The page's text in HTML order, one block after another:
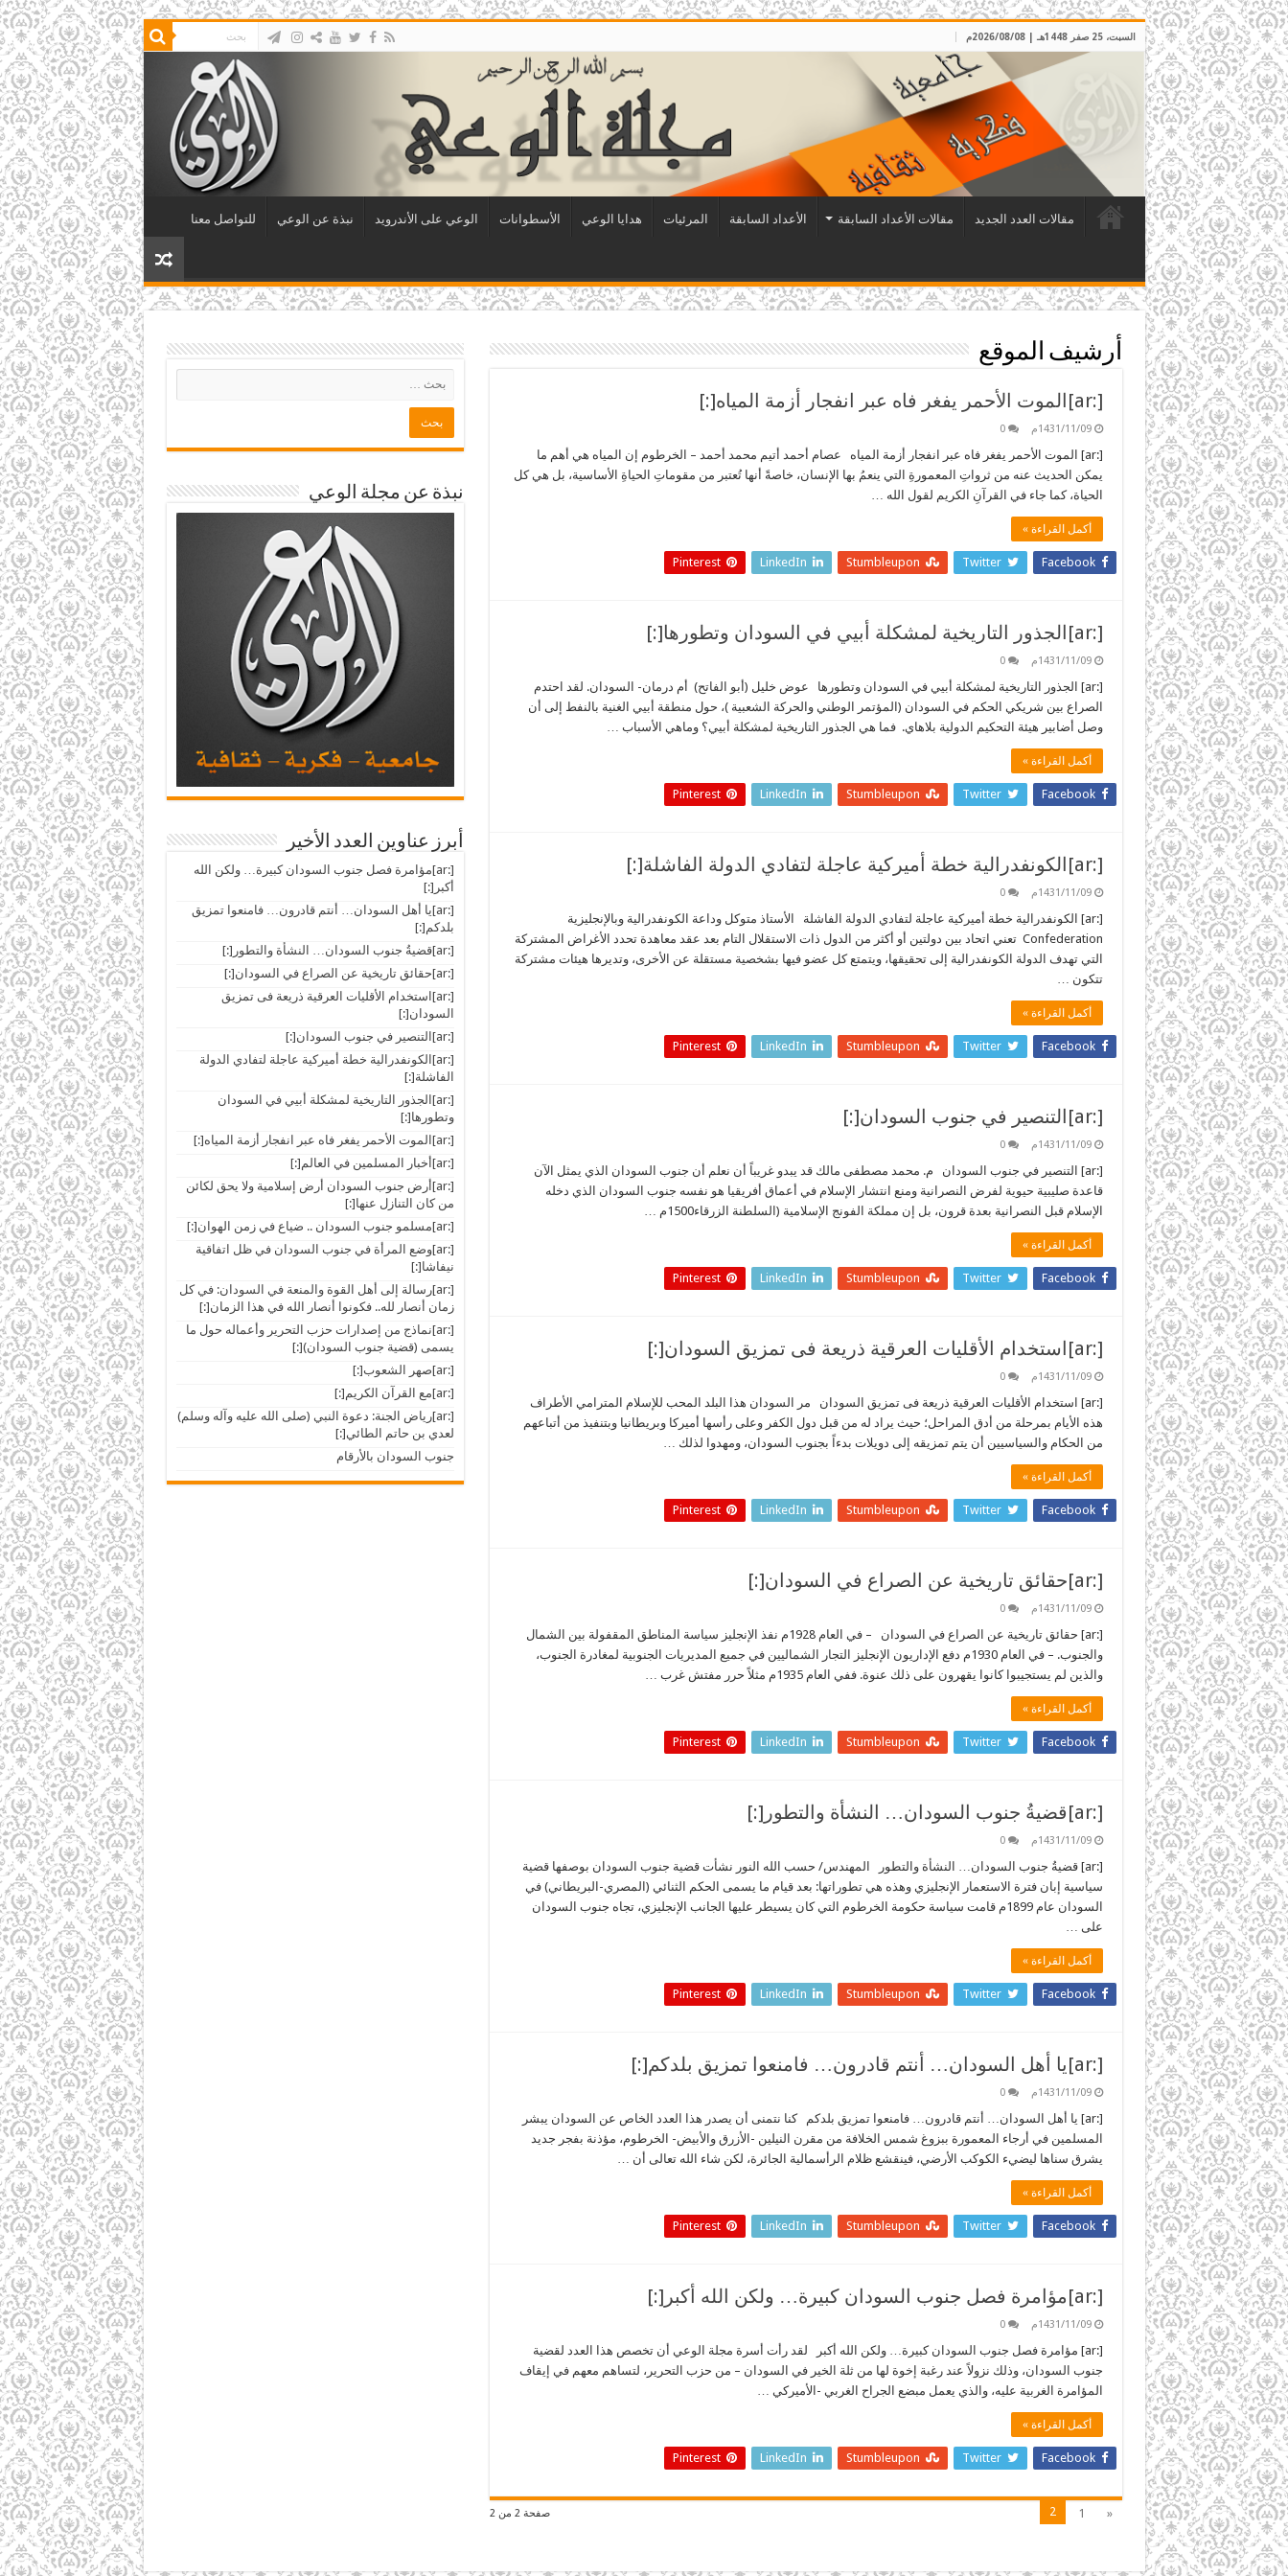
السبت، 25 صفر 1448هـ | 2026/08/08م
مقالات العدد الجديد مقالات الأعداد السابقة الأعداد السابقة المرئيات هدايا الوعي الأسطوانات الوعي على الأندرويد نبذة عن الوعي للتواصل معنا
أرشيف الموقع
[:ar]الموت الأحمر يفغر فاه عبر انفجار أزمة المياه[:]
1431/11/09م 0
[:ar] الموت الأحمر يفغر فاه عبر انفجار أزمة المياه عصام أحمد أتيم محمد أحمد – الخرطوم إن المياه هي أهم ما
يمكن الحديث عنه من ثرواتِ المعمورةِ التي ينعمُ بها الإنسان، خاصةً أنها تُعتبر من مقوماتِ الحياةِ الأساسية، بل هي كل
الحياة، كما جاء في القرآنِ الكريم لقول الله …
أكمل القراءة »
Facebook
Twitter
Stumbleupon
LinkedIn
Pinterest
[:ar]الجذور التاريخية لمشكلة أبيي في السودان وتطورها[:]
1431/11/09م 0
[:ar] الجذور التاريخية لمشكلة أبيي في السودان وتطورها عوض خليل (أبو الفاتح) أم درمان- السودان. لقد احتدم
الصراع بين شريكي الحكم في السودان (المؤتمر الوطني والحركة الشعبية )، حول منطقة أبيي الغنية بالنفط إلى أن
وصل أضابير هيئة التحكيم الدولية بلاهاي. فما هي الجذور التاريخية لمشكلة أبيي؟ وماهي الأسباب …
أكمل القراءة »
Facebook
Twitter
Stumbleupon
LinkedIn
Pinterest
[:ar]الكونفدرالية خطة أميركية عاجلة لتفادي الدولة الفاشلة[:]
1431/11/09م 0
[:ar] الكونفدرالية خطة أميركية عاجلة لتفادي الدولة الفاشلة الأستاذ متوكل وداعة الكونفدرالية وبالإنجليزية
Confederation تعني اتحاد بين دولتين أو أكثر من الدول ذات الاستقلال التام بعد عقد معاهدة تحدد الأغراض المشتركة
التي تهدف الدولة الكونفدرالية إلى تحقيقها، ويتمتع كل عضو فيها بشخصية مستقلة عن الأخرى، وتديرها هيئات مشتركة
تتكون …
أكمل القراءة »
Facebook
Twitter
Stumbleupon
LinkedIn
Pinterest
[:ar]التنصير في جنوب السودان[:]
1431/11/09م 0
[:ar] التنصير في جنوب السودان م. محمد مصطفى مالك قد يبدو غريباً أن نعلم أن جنوب السودان الذي يمثل الآن
قاعدة صليبية حيوية لفرض النصرانية ومنع انتشار الإسلام في أعماق أفريقيا هو نفسه جنوب السودان الذي دخله
الإسلام قبل النصرانية بعدة قرون، بل إن مملكة الفونج الإسلامية (السلطنة الزرقاء1500م …
أكمل القراءة »
Facebook
Twitter
Stumbleupon
LinkedIn
Pinterest
[:ar]استخدام الأقليات العرقية ذريعة فى تمزيق السودان[:]
1431/11/09م 0
[:ar] استخدام الأقليات العرقية ذريعة فى تمزيق السودان مر السودان هذا البلد المحب للإسلام المترامي الأطراف
هذه الأيام بمرحلة من أدق المراحل؛ حيث يراد له من قبل دول الكفر وعلى رأسها أميركا وبريطانيا وبتنفيذ من أتباعهم
من الحكام والسياسيين أن يتم تمزيقه إلى دويلات بدءاً بجنوب السودان، ومهدوا لذلك …
أكمل القراءة »
Facebook
Twitter
Stumbleupon
LinkedIn
Pinterest
[:ar]حقائق تاريخية عن الصراع في السودان[:]
1431/11/09م 0
[:ar] حقائق تاريخية عن الصراع في السودان – في العام 1928م نفذ الإنجليز سياسة المناطق المقفولة بين الشمال
والجنوب. – في العام 1930م دفع الإداريون الإنجليز التجار الشماليين في جميع المديريات الجنوبية لمغادرة الجنوب،
والذين لم يستجيبوا كانوا يقهرون على ذلك عنوة. ففي العام 1935م مثلاً حرر مفتش غرب …
أكمل القراءة »
Facebook
Twitter
Stumbleupon
LinkedIn
Pinterest
[:ar]قضيةُ جنوب السودان… النشأة والتطور[:]
1431/11/09م 0
[:ar] قضيةُ جنوب السودان… النشأة والتطور المهندس/ حسب الله النور نشأت قضية جنوب السودان بوصفها قضية
سياسية إبان فترة الاستعمار الإنجليزي وهذه هي تطوراتها: بعد قيام ما يسمى الحكم الثنائي (المصري-البريطاني) في
السودان عام 1899م قامت سياسة حكومة الخرطوم التي كان يسيطر عليها الجانب الإنجليزي، تجاه جنوب السودان
على …
أكمل القراءة »
Facebook
Twitter
Stumbleupon
LinkedIn
Pinterest
[:ar]يا أهل السودان… أنتم قادرون… فامنعوا تمزيق بلدكم[:]
1431/11/09م 0
[:ar] يا أهل السودان… أنتم قادرون… فامنعوا تمزيق بلدكم كنا نتمنى أن يصدر هذا العدد الخاص عن السودان يبشر
المسلمين في أرجاء المعمورة ببزوغ شمس الخلافة من مقرن النيلين -الأزرق والأبيض- الخرطوم، مؤذنة بفجر جديد
يشرق سناها ليضيء الكوكب الأرضي، فينقشع ظلام الرأسمالية الجائرة، لكن شاء الله تعالى أن …
أكمل القراءة »
Facebook
Twitter
Stumbleupon
LinkedIn
Pinterest
[:ar]مؤامرة فصل جنوب السودان كبيرة… ولكن الله أكبر[:]
1431/11/09م 0
[:ar] مؤامرة فصل جنوب السودان كبيرة… ولكن الله أكبر لقد رأت أسرة مجلة الوعي أن تخصص هذا العدد لقضية
جنوب السودان، وذلك نزولاً عند رغبة إخوة لها من ثلة الخير في السودان – من حزب التحرير، لتساهم معهم في إيقاف
المؤامرة الغربية عليه، والذي يعمل مبضع الجراح الغربي -الأميركي …
أكمل القراءة »
Facebook
Twitter
Stumbleupon
LinkedIn
Pinterest
صفحة 2 من 2 «
1
2
نبذة عن مجلة الوعي
أبرز عناوين العدد الأخير
[:ar]مؤامرة فصل جنوب السودان كبيرة… ولكن الله
أكبر[:]
[:ar]يا أهل السودان… أنتم قادرون… فامنعوا تمزيق
بلدكم[:]
[:ar]قضيةُ جنوب السودان… النشأة والتطور[:]
[:ar]حقائق تاريخية عن الصراع في السودان[:]
[:ar]استخدام الأقليات العرقية ذريعة فى تمزيق
السودان[:]
[:ar]التنصير في جنوب السودان[:]
[:ar]الكونفدرالية خطة أميركية عاجلة لتفادي الدولة
الفاشلة[:]
[:ar]الجذور التاريخية لمشكلة أبيي في السودان
وتطورها[:]
[:ar]الموت الأحمر يفغر فاه عبر انفجار أزمة المياه[:]
[:ar]أخبار المسلمين في العالم[:]
[:ar]أرض جنوب السودان أرض إسلامية ولا يحق لكائن
من كان التنازل عنها[:]
[:ar]مسلمو جنوب السودان .. ضياع في زمن الهوان[:]
[:ar]وضع المرأة في جنوب السودان في ظل اتفاقية
نيفاشا[:]
[:ar]رسالة إلى أهل القوة والمنعة في السودان: في كل
زمان أنصار لله.. فكونوا أنصار الله في هذا الزمان[:]
[:ar]نماذج من إصدارات حزب التحرير وأعماله حول ما
يسمى (قضية جنوب السودان)[:]
[:ar]صهر الشعوب[:]
[:ar]مع القرآن الكريم[:]
[:ar]رياض الجنة: دعوة النبي (صلى الله عليه وآله وسلم)
لعدي بن حاتم الطائي[:]
جنوب السودان بالأرقام